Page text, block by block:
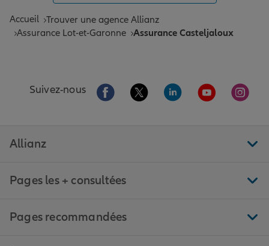
Accueil Trouver une agence Allianz
Assurance Lot-et-Garonne Assurance Casteljaloux
Suivez-nous Aller sur la page Facebook de Allianz
Aller sur la page Twitter de
Aller sur la page
Aller sur la
Aller
Allianz
Pages les + consultées
Pages recommandées